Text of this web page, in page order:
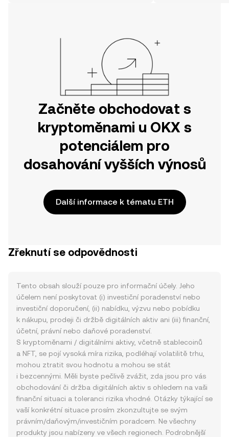
Začněte obchodovat s
kryptoměnami u OKX s
potenciálem pro
dosahování vyšších výnosů
Další informace k tématu ETH
Zřeknutí se odpovědnosti
Tento obsah slouží pouze pro informační účely. Jeho
účelem není poskytovat (i) investiční poradenství nebo
investiční doporučení, (ii) nabídku, výzvu nebo pobídku
k nákupu, prodeji či držbě digitálních aktiv ani (iii) finanční,
účetní, právní nebo daňové poradenství.
S kryptoměnami / digitálními aktivy, včetně stablecoinů
a NFT, se pojí vysoká míra rizika, podléhají volatilitě trhu,
mohou ztratit svou hodnotu a mohou se stát
i bezcennými. Měli byste pečlivě zvážit, zda jsou pro vás
obchodování či držba digitálních aktiv s ohledem na vaši
finanční situaci a toleranci rizika vhodné. Otázky týkající se
vaší konkrétní situace prosím zkonzultujte se svým
právním/daňovým/investičním poradcem. Ne všechny
produkty jsou nabízeny ve všech regionech. Podrobnější